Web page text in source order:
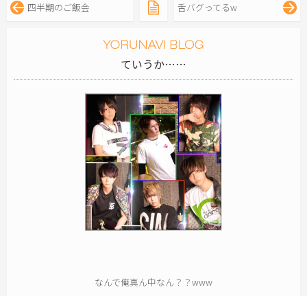
四半期のご飯会 舌バグってるw
ていうか……
なんで俺真ん中なん？？www